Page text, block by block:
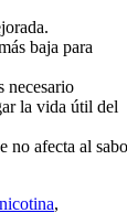
baja para
necesario
la vida útil del
no afecta al
,